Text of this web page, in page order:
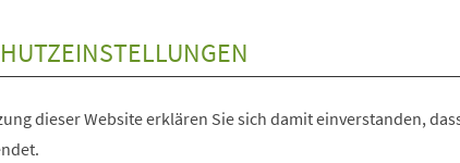
dieser Website erklären Sie sich damit einverstanden,